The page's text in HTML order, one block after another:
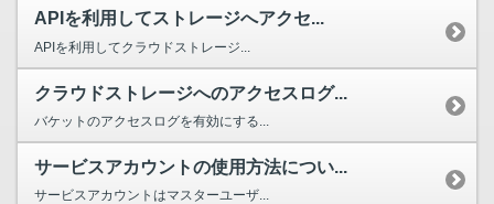
APIを利用してストレージへアクセ...
APIを利用してクラウドストレージ...
クラウドストレージへのアクセスログ...
バケットのアクセスログを有効にする...
サービスアカウントの使用方法につい...
サービスアカウントはマスターユーザ...